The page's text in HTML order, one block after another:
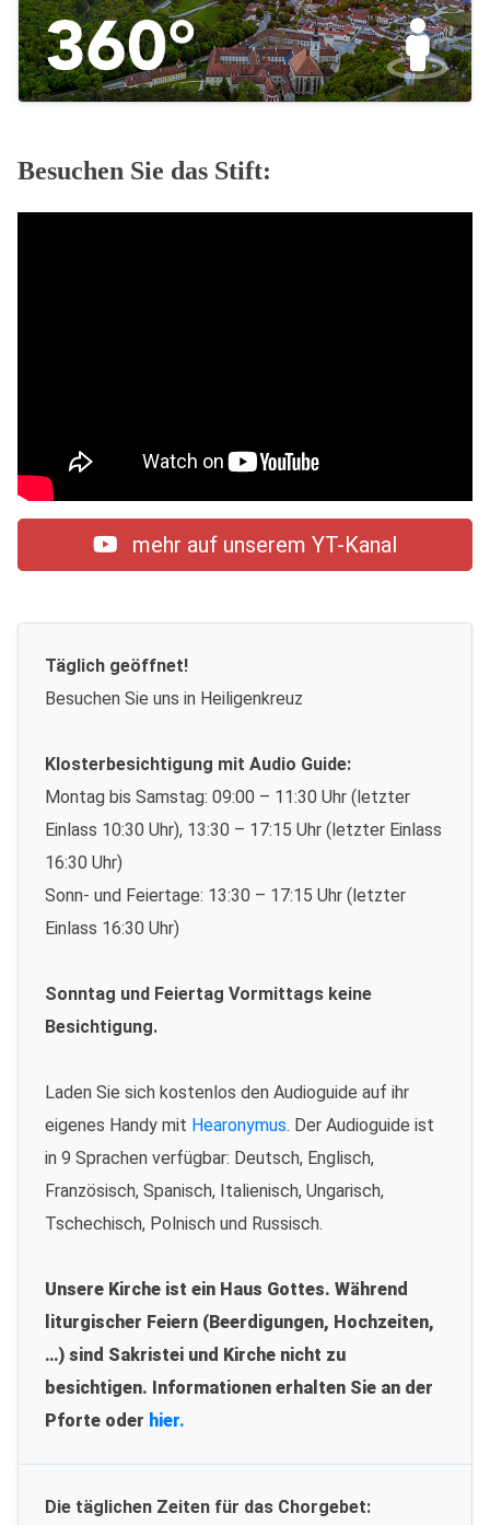
Besuchen Sie das Stift:
mehr auf unserem YT-Kanal
Täglich geöffnet!
Besuchen Sie uns in Heiligenkreuz
Klosterbesichtigung mit Audio Guide:
Montag bis Samstag: 09:00 – 11:30 Uhr (letzter
Einlass 10:30 Uhr), 13:30 – 17:15 Uhr (letzter Einlass
16:30 Uhr)
Sonn- und Feiertage: 13:30 – 17:15 Uhr (letzter
Einlass 16:30 Uhr)
Sonntag und Feiertag Vormittags keine
Besichtigung.
Laden Sie sich kostenlos den Audioguide auf ihr
eigenes Handy mit Hearonymus. Der Audioguide ist
in 9 Sprachen verfügbar: Deutsch, Englisch,
Französisch, Spanisch, Italienisch, Ungarisch,
Tschechisch, Polnisch und Russisch.
Unsere Kirche ist ein Haus Gottes. Während
liturgischer Feiern (Beerdigungen, Hochzeiten,
…) sind Sakristei und Kirche nicht zu
besichtigen. Informationen erhalten Sie an der
Pforte oder hier.
Die täglichen Zeiten für das Chorgebet: